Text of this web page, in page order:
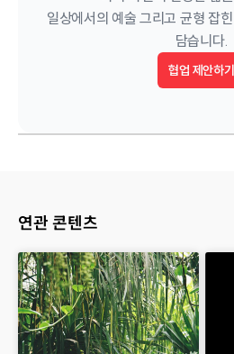
일상에서의 예술 그리고 균형 잡
담습니다.
협업 제안하기
연관 콘텐츠